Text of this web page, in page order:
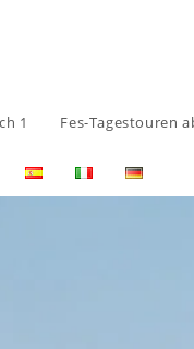
1 Fes-Tagestouren